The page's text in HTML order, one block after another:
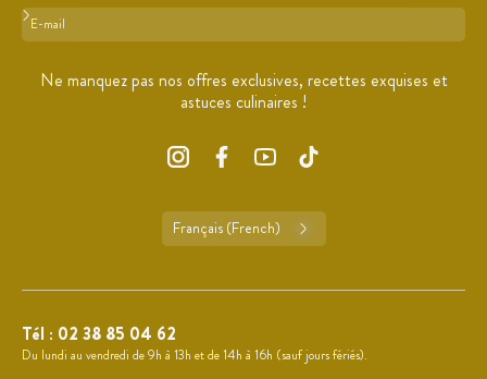
Format : adresse@email.com
Ne manquez pas nos offres exclusives, recettes exquises et
astuces culinaires !
Français (French)
Tél : 02 38 85 04 62
Du lundi au vendredi de 9h à 13h et de 14h à 16h (sauf jours fériés).